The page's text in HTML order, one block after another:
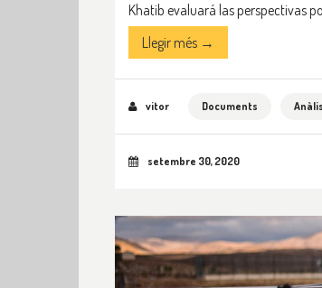
Khatib evaluará las perspectivas
Llegir més →
vitor Documents
setembre 30, 2020